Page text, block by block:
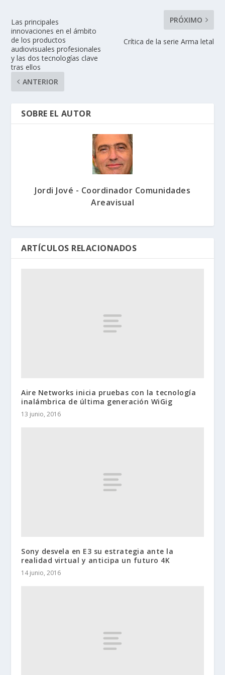
Las principales
innovaciones en el ámbito
de los productos
audiovisuales profesionales
y las dos tecnologías clave
tras ellos
ANTERIOR
PRÓXIMO
Crítica de la serie Arma letal
SOBRE EL AUTOR
Jordi Jové - Coordinador Comunidades
Areavisual
ARTÍCULOS RELACIONADOS
Aire Networks inicia pruebas con la tecnología
inalámbrica de última generación WiGig
13 junio, 2016
Sony desvela en E3 su estrategia ante la
realidad virtual y anticipa un futuro 4K
14 junio, 2016